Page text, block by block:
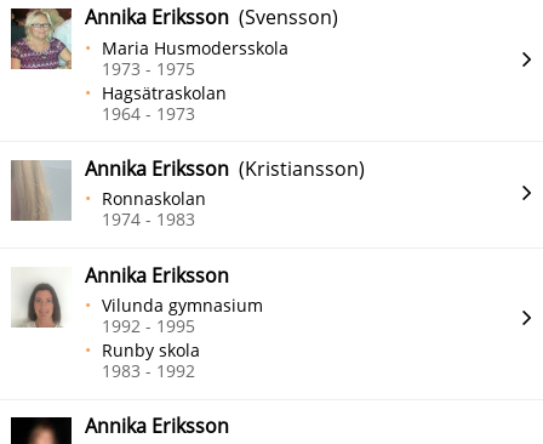
Annika Eriksson (Svensson)
Maria Husmodersskola
1973 - 1975
Hagsätraskolan
1964 - 1973
Annika Eriksson (Kristiansson)
Ronnaskolan
1974 - 1983
Annika Eriksson
Vilunda gymnasium
1992 - 1995
Runby skola
1983 - 1992
Annika Eriksson